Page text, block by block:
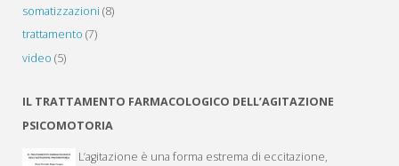
somatizzazioni (8)
trattamento (7)
video (5)
IL TRATTAMENTO FARMACOLOGICO DELL’AGITAZIONE
PSICOMOTORIA
L’agitazione è una forma estrema di eccitazione,